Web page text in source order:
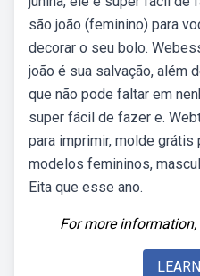
são joão (feminino) para
decorar o seu bolo.
joão é sua salvação, além
que não pode faltar em
super fácil de fazer e.
para imprimir, molde grátis
modelos femininos,
Eita que esse ano.
For more